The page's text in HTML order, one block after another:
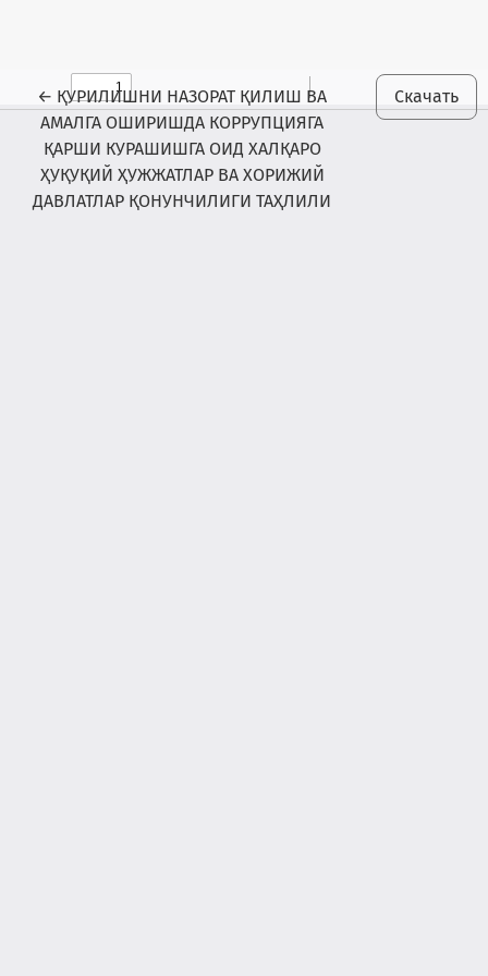
← Maqola tafsilotlariga qaytish
ҚУРИЛИШНИ НАЗОРАТ ҚИЛИШ ВА
АМАЛГА ОШИРИШДА КОРРУПЦИЯГА
ҚАРШИ КУРАШИШГА ОИД ХАЛҚАРО
ҲУҚУҚИЙ ҲУЖЖАТЛАР ВА ХОРИЖИЙ
ДАВЛАТЛАР ҚОНУНЧИЛИГИ ТАҲЛИЛИ
Скачать